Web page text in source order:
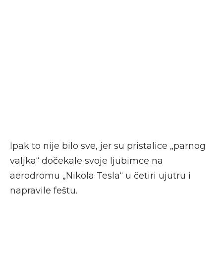
Ipak to nije bilo sve, jer su pristalice „parnog
valjka“ dočekale svoje ljubimce na
aerodromu „Nikola Tesla“ u četiri ujutru i
napravile feštu.